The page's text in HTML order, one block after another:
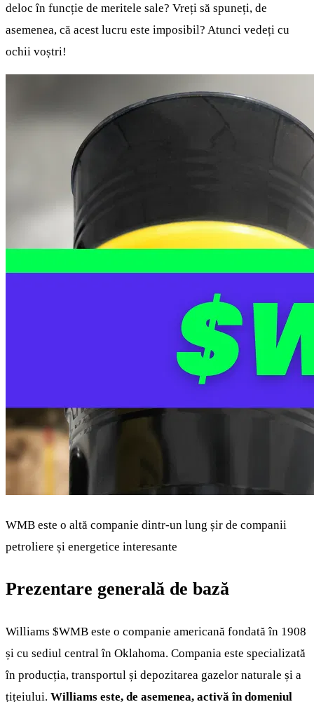
deloc în funcție de meritele sale? Vreți să spuneți, de
asemenea, că acest lucru este imposibil? Atunci vedeți cu
ochii voștri!
WMB este o altă companie dintr-un lung șir de companii
petroliere și energetice interesante
Prezentare generală de bază
Williams $WMB este o companie americană fondată în 1908
și cu sediul central în Oklahoma. Compania este specializată
în producția, transportul și depozitarea gazelor naturale și a
țițeiului. Williams este, de asemenea, activă în domeniul